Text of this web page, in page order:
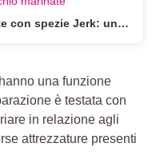
con spezie Jerk: un…
una funzione
è testata con
in relazione agli
attrezzature presenti